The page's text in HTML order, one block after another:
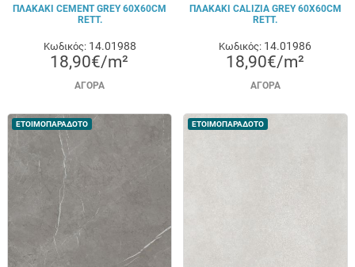
ΠΛΑΚΑΚΙ CEMENT GREY 60X60CM
RETT.
Κωδικός: 14.01988
18,90€/m²
ΑΓΟΡΆ
ΠΛΑΚΑΚΙ CALIZIA GREY 60X60CM
RETT.
Κωδικός: 14.01986
18,90€/m²
ΑΓΟΡΆ
ΕΤΟΙΜΟΠΑΡΑΔΟΤΟ ΕΤΟΙΜΟΠΑΡΑΔΟΤΟ